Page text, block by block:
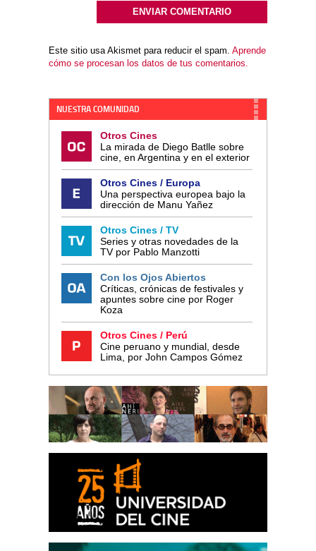
Este sitio usa Akismet para reducir el spam. Aprende
cómo se procesan los datos de tus comentarios.
NUESTRA COMUNIDAD
Otros Cines
La mirada de Diego Batlle sobre
cine, en Argentina y en el exterior
Otros Cines / Europa
Una perspectiva europea bajo la
dirección de Manu Yañez
Otros Cines / TV
Series y otras novedades de la
TV por Pablo Manzotti
Con los Ojos Abiertos
Críticas, crónicas de festivales y
apuntes sobre cine por Roger
Koza
Otros Cines / Perú
Cine peruano y mundial, desde
Lima, por John Campos Gómez